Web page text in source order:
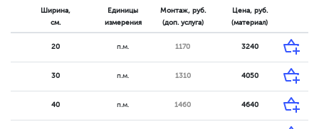
Ширина,
см.
Единицы
измерения
Монтаж, руб.
(доп. услуга)
Цена, руб.
(материал)
20 п.м. 1170 3240
30 п.м. 1310 4050
40 п.м. 1460 4640